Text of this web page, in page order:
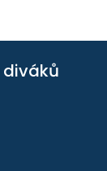
diváků